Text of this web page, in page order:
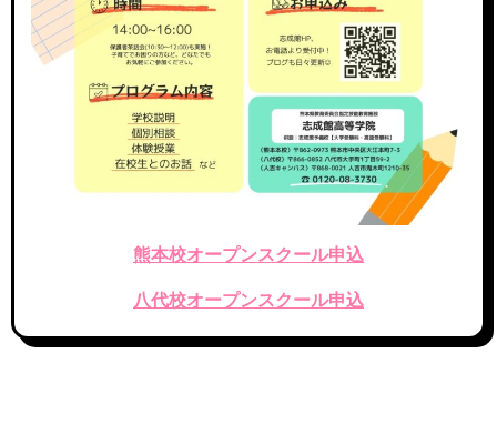
熊本校オープンスクール申込
八代校オープンスクール申込